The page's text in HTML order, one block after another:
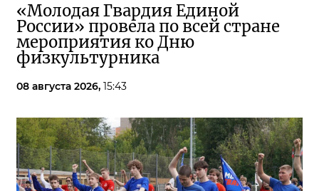
«Молодая Гвардия Единой
России» провела по всей стране
мероприятия ко Дню
физкультурника
08 августа 2026, 15:43